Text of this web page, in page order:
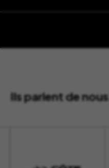
Ils parlent de nous.